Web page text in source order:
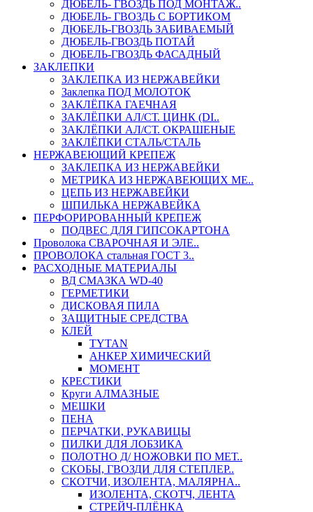
ДЮБЕЛЬ- ГВОЗДЬ ПОД МОНТАЖ..
ДЮБЕЛЬ- ГВОЗДЬ С БОРТИКОМ
ДЮБЕЛЬ-ГВОЗДЬ ЗАБИВАЕМЫЙ
ДЮБЕЛЬ-ГВОЗДЬ ПОТАЙ
ДЮБЕЛЬ-ГВОЗДЬ ФАСАДНЫЙ
ЗАКЛЕПКИ
ЗАКЛЕПКА ИЗ НЕРЖАВЕЙКИ
Заклепка ПОД МОЛОТОК
ЗАКЛЁПКА ГАЕЧНАЯ
ЗАКЛЁПКИ АЛ/СТ. ЦИНК (DI..
ЗАКЛЁПКИ АЛ/СТ. ОКРАШЕНЫЕ
ЗАКЛЁПКИ СТАЛЬ/СТАЛЬ
НЕРЖАВЕЮЩИЙ КРЕПЕЖ
ЗАКЛЕПКА ИЗ НЕРЖАВЕЙКИ
МЕТРИКА ИЗ НЕРЖАВЕЮЩИХ МЕ..
ЦЕПЬ ИЗ НЕРЖАВЕЙКИ
ШПИЛЬКА НЕРЖАВЕЙКА
ПЕРФОРИРОВАННЫЙ КРЕПЕЖ
ПОДВЕС ДЛЯ ГИПСОКАРТОНА
Проволока СВАРОЧНАЯ И ЭЛЕ..
ПРОВОЛОКА стальная ГОСТ 3..
РАСХОДНЫЕ МАТЕРИАЛЫ
ВД СМАЗКА WD-40
ГЕРМЕТИКИ
ДИСКОВАЯ ПИЛА
ЗАЩИТНЫЕ СРЕДСТВА
КЛЕЙ
TYTAN
АНКЕР ХИМИЧЕСКИЙ
МОМЕНТ
КРЕСТИКИ
Круги АЛМАЗНЫЕ
МЕШКИ
ПЕНА
ПЕРЧАТКИ, РУКАВИЦЫ
ПИЛКИ ДЛЯ ЛОБЗИКА
ПОЛОТНО Д/ НОЖОВКИ ПО МЕТ..
СКОБЫ, ГВОЗДИ ДЛЯ СТЕПЛЕР..
СКОТЧИ, ИЗОЛЕНТА, МАЛЯРНА..
ИЗОЛЕНТА, СКОТЧ, ЛЕНТА
СТРЕЙЧ-ПЛЁНКА